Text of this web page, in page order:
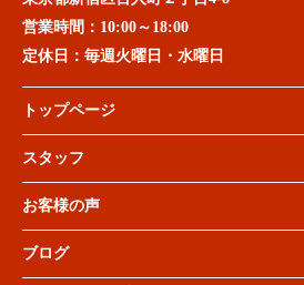
営業時間： 10:00～18:00
定休日： 毎週火曜日・水曜日
トップページ
スタッフ
お客様の声
ブログ